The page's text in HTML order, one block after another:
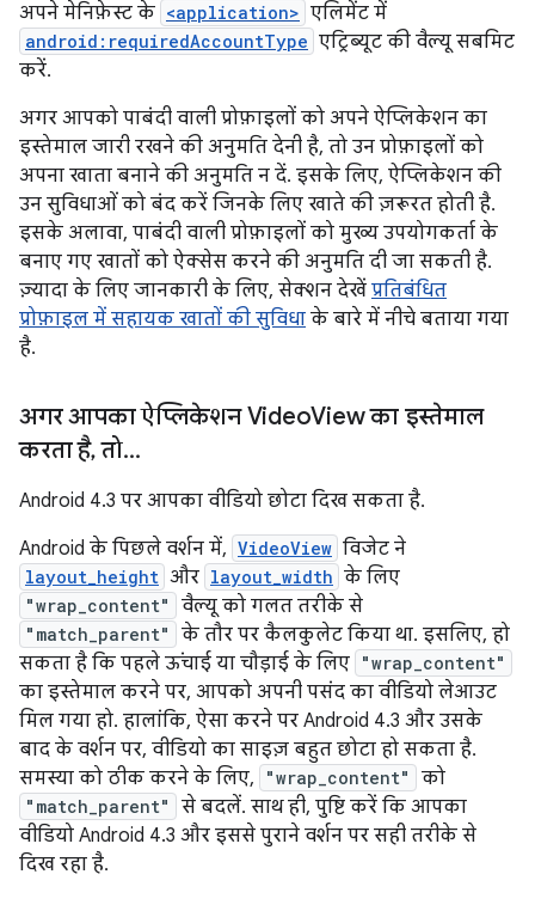
अपने मेनिफ़ेस्ट के <application> एलिमेंट में
android:requiredAccountType एट्रिब्यूट की वैल्यू सबमिट
करें.
अगर आपको पाबंदी वाली प्रोफ़ाइलों को अपने ऐप्लिकेशन का
इस्तेमाल जारी रखने की अनुमति देनी है, तो उन प्रोफ़ाइलों को
अपना खाता बनाने की अनुमति न दें. इसके लिए, ऐप्लिकेशन की
उन सुविधाओं को बंद करें जिनके लिए खाते की ज़रूरत होती है.
इसके अलावा, पाबंदी वाली प्रोफ़ाइलों को मुख्य उपयोगकर्ता के
बनाए गए खातों को ऐक्सेस करने की अनुमति दी जा सकती है.
ज़्यादा के लिए जानकारी के लिए, सेक्शन देखें प्रतिबंधित
प्रोफ़ाइल में सहायक खातों की सुविधा के बारे में नीचे बताया गया
है.
अगर आपका ऐप्लिकेशन VideoView का इस्तेमाल
करता है,तो...
Android 4.3 पर आपका वीडियो छोटा दिख सकता है.
Android के पिछले वर्शन में, VideoView विजेट ने
layout_height और layout_width के लिए
"wrap_content" वैल्यू को गलत तरीके से
"match_parent"
के तौर पर कैलकुलेट किया था. इसलिए, हो
सकता है कि पहले ऊंचाई या चौड़ाई के लिए "wrap_content"
का इस्तेमाल करने पर, आपको अपनी पसंद का वीडियो लेआउट
मिल गया हो. हालांकि, ऐसा करने पर Android 4.3 और उसके
बाद के वर्शन पर, वीडियो का साइज़ बहुत छोटा हो सकता है.
समस्या को ठीक करने के लिए,
"wrap_content" को
"match_parent"
से बदलें. साथ ही, पुष्टि करें कि आपका
वीडियो Android 4.3 और इससे पुराने वर्शन पर सही तरीके से
दिख रहा है.